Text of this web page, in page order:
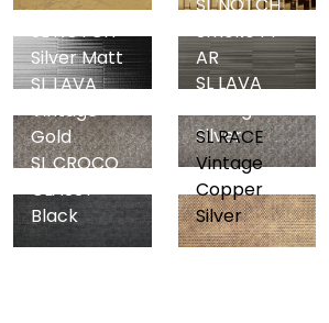
SL NOTCH
Silver Matt
Smoke PF
AR
SL LAVA
Vintage
Gold
SL LAVA
Vintage
Silver
SL CROCO
CLASSY
Black
SL RACE
Vintage
Copper
Silver